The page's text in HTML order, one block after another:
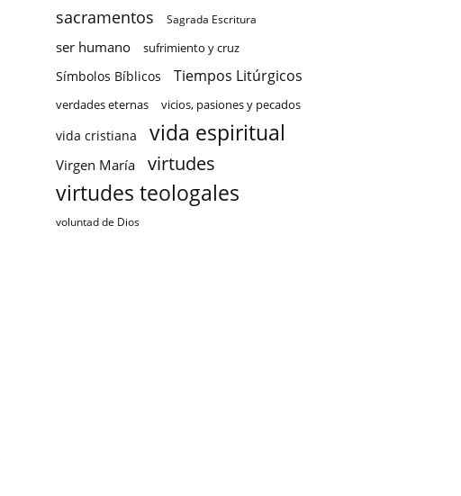
sacramentos Sagrada Escritura
ser humano sufrimiento y cruz
Símbolos Bíblicos Tiempos Litúrgicos
verdades eternas vicios, pasiones y pecados
vida cristiana vida espiritual
Virgen María virtudes
virtudes teologales
voluntad de Dios